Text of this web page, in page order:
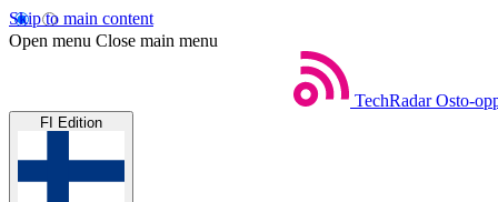
Skip to main content
Open menu Close main menu
TechRadar Osto-
FI Edition